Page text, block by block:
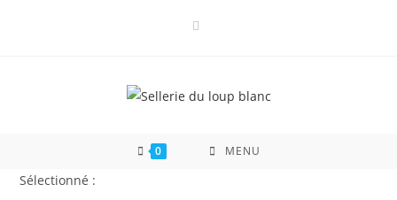
0 MENU
Sélectionné :